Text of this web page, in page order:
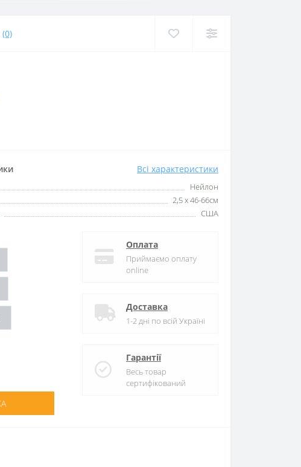
(0)
Всі характеристики
Нейлон
2,5 х 46-66см
США
Оплата
Приймаємо оплату
online
Доставка
1-2 дні по всій Україні
Гарантії
Весь товар
сертифікований